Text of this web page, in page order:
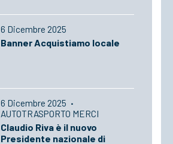
6 Dicembre 2025
Banner Acquistiamo locale
6 Dicembre 2025 ·
AUTOTRASPORTO MERCI
Claudio Riva è il nuovo
Presidente nazionale di